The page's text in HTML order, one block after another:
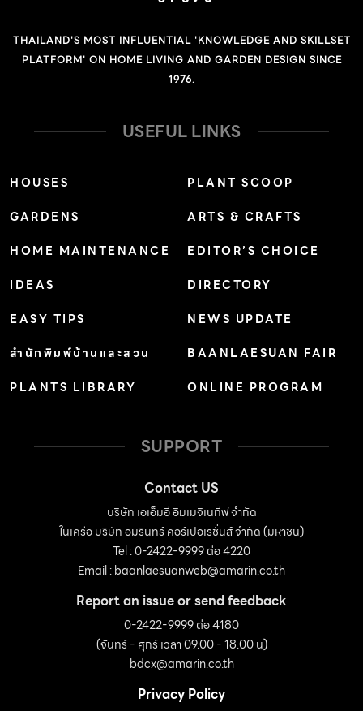
THAILAND'S MOST INFLUENTIAL 'KNOWLEDGE AND SKILLSET
PLATFORM' ON HOME LIVING AND GARDEN DESIGN SINCE
1976.
USEFUL LINKS
HOUSES
GARDENS
HOME MAINTENANCE
IDEAS
EASY TIPS
สำนักพิมพ์บ้านและสวน
PLANTS LIBRARY
PLANT SCOOP
ARTS & CRAFTS
EDITOR’S CHOICE
DIRECTORY
NEWS UPDATE
BAANLAESUAN FAIR
ONLINE PROGRAM
SUPPORT
Contact US
บริษัท เอเอ็มอี อิมเมจิเนทีฟ จำกัด
ในเครือ บริษัท อมรินทร์ คอร์เปอเรชั่นส์ จำกัด (มหาชน)
Tel : 0-2422-9999 ต่อ 4220
Email :baanlaesuanweb@amarin.co.th
Report an issue or send feedback
0-2422-9999 ต่อ 4180
(จันทร์ - ศุกร์ เวลา 09.00 - 18.00 น)
bdcx@amarin.co.th
Privacy Policy